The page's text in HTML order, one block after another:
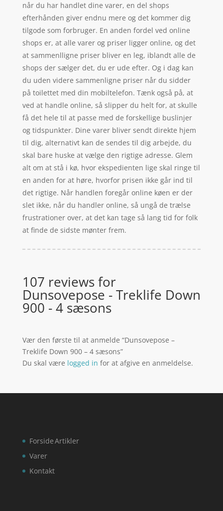
når du har handlet dine varer, en del shops
efterhånden giver endnu mere og det kommer dig
tilgode som forbruger. En anden fordel ved online
shops er, at alle varer og priser ligger online, og det
at sammenlligne priser bliver en leg, iblandt alle de
shops der sælger det, du er ude efter. Og i dag kan
du uden videre sammenligne priser når du sidder
på toilettet med din mobiltelefon. Tænk også på, at
ved at handle online, så slipper du helt for, at skulle
få det hele til at passe med de forskellige buslinjer
og tidspunkter. Dine varer bliver sendt direkte hjem
til dig, alternativt kan de sendes til dig arbejde, du
skal bare huske at vælge den rigtige adresse. Glem
alt om at stå i kø, hvor ekspedienten lige skal ringe til
en anden for at høre, hvorfor prisen ikke går ind til
det rigtige. Når handlen foregår online køen er der
slet ikke, når du handler online, så ungå de trælse
frustrationer over, at det kan tage så lang tid for folk
at finde de sidste mønter frem.
107 reviews for
Dunsovepose - Treklife Down
900 - 4 sæsons
Vær den første til at anmelde “Dunsovepose –
Treklife Down 900 – 4 sæsons”
Du skal være logged in for at afgive en anmeldelse.
Forside
Varer
Kontakt
Artikler